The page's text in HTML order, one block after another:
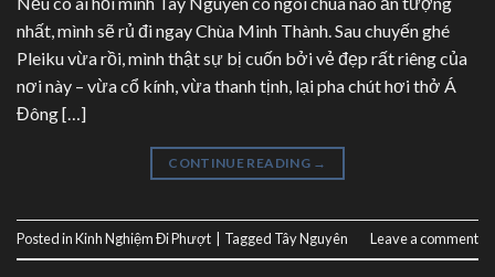
nhất, mình sẽ rủ đi ngay Chùa Minh Thành. Sau chuyến ghé
Pleiku vừa rồi, mình thật sự bị cuốn bởi vẻ đẹp rất riêng của
nơi này – vừa cổ kính, vừa thanh tịnh, lại pha chút hơi thở Á
Đông […]
CONTINUE READING →
Posted inKinh Nghiệm Đi Phượt Tagged Tây Nguyên Leave a comment